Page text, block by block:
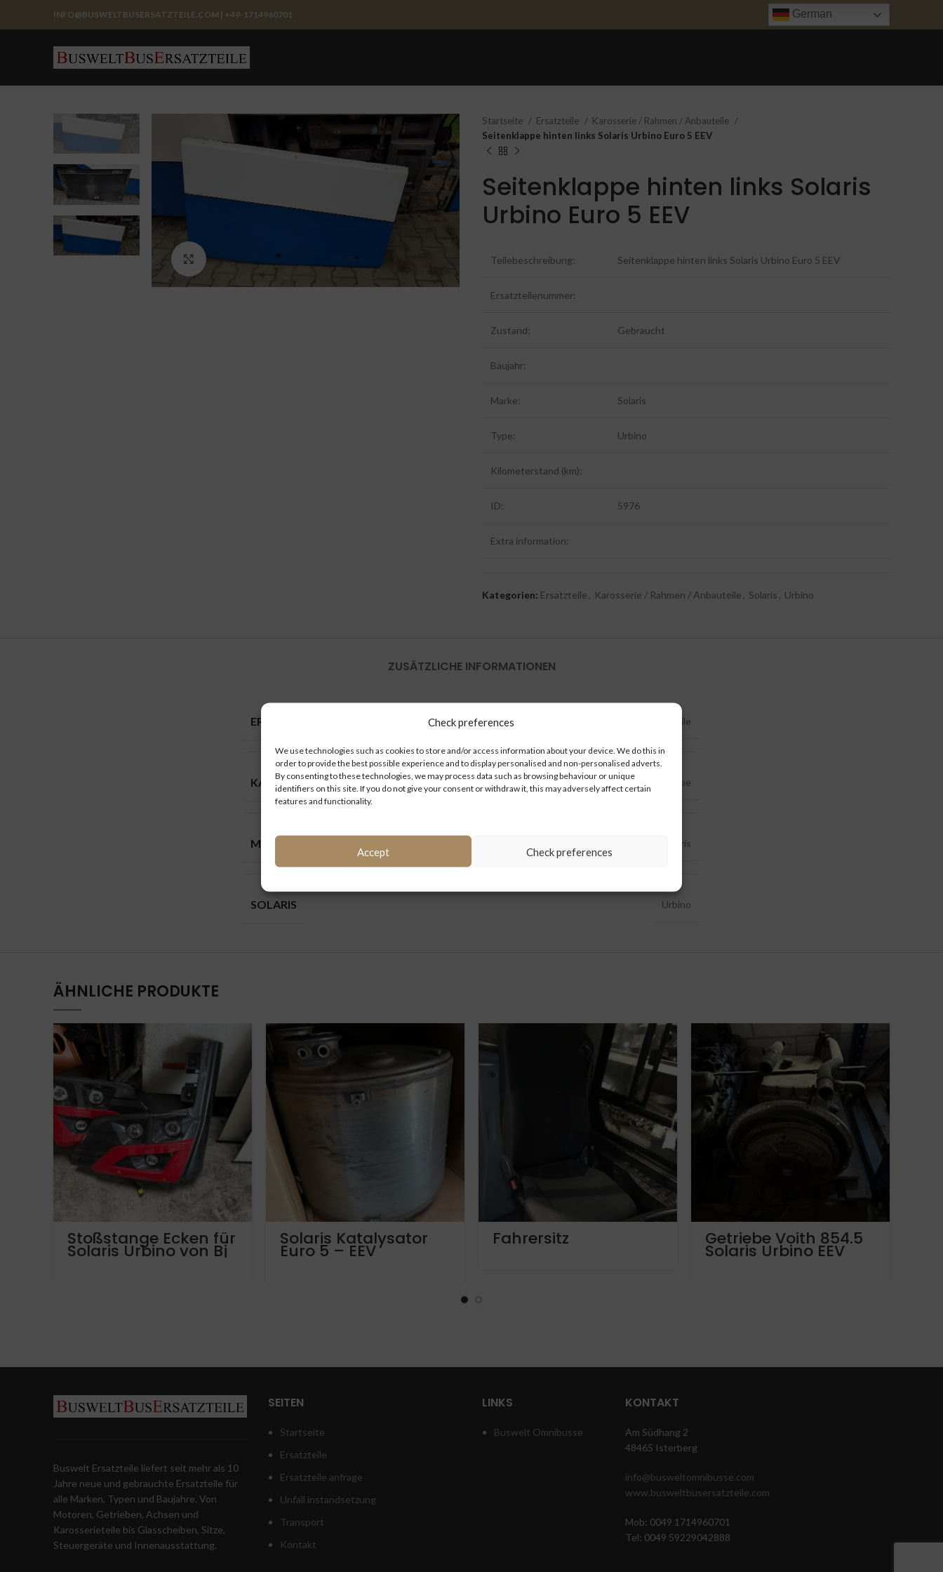
Check preferences
We use technologies such as cookies to store and/or access information about your device. We do this in
order to provide the best possible experience and to display personalised and non-personalised adverts.
By consenting to these technologies, we may process data such as browsing behaviour or unique
identifiers on this site. If you do not give your consent or withdraw it, this may adversely affect certain
features and functionality.
Accept Check preferences
INFO@BUSWELTBUSERSATZTEILE.COM | +49-1714960701 German
Click to enlarge
Startseite Ersatzteile
Karosserie / Rahmen / Anbauteile
Seitenklappe hinten links Solaris Urbino Euro 5 EEV
Seitenklappe hinten links Solaris
Urbino Euro 5 EEV
Teilebeschreibung: Seitenklappe hinten links Solaris Urbino Euro 5 EEV
Ersatzteilenummer:
Zustand: Gebraucht
Baujahr:
Marke: Solaris
Type: Urbino
Kilometerstand (km):
ID: 5976
Extra information:
Kategorien: Ersatzteile , Karosserie / Rahmen / Anbauteile , Solaris , Urbino
ZUSÄTZLICHE INFORMATIONEN
ERSATZTEILEN Karosserie / Rahmen / Anbauteile
KAROSSERIE/RAHMEN/ANBAU Seitenklappe
MARKEN Solaris
SOLARIS Urbino
ÄHNLICHE PRODUKTE
Stoßstange Ecken für
Solaris Urbino von Bj
2021
Solaris Katalysator
Euro 5 – EEV
Fahrersitz Getriebe Voith 854.5
Solaris Urbino EEV
490.000Km
Buswelt Ersatzteile liefert seit mehr als 10
Jahre neue und gebrauchte Ersatzteile für
alle Marken, Typen und Baujahre. Von
Motoren, Getrieben, Achsen und
Karosserieteile bis Glasscheiben, Sitze,
Steuergeräte und Innenausstattung.
SEITEN
Startseite
Ersatzteile
Ersatzteile anfrage
Unfall instandsetzung
Transport
Kontakt
LINKS
Buswelt Omnibusse
KONTAKT
Am Südhang 2
48465 Isterberg
info@busweltomnibusse.com
www.busweltbusersatzteile.com
Mob: 0049 1714960701
Tel: 0049 59229042888